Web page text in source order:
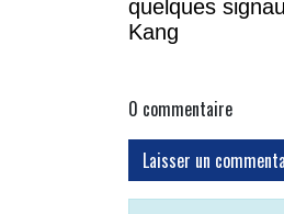
quelques
Kang
0 commentaire
Laisser un